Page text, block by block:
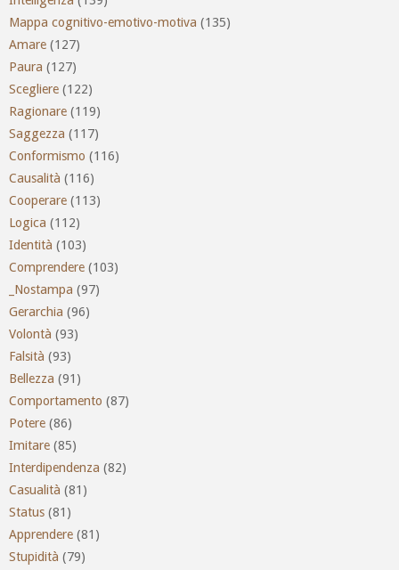
Mappa cognitivo-emotivo-motiva (135)
Amare (127)
Paura (127)
Scegliere (122)
Ragionare (119)
Saggezza (117)
Conformismo (116)
Causalità (116)
Cooperare (113)
Logica (112)
Identità (103)
Comprendere (103)
_Nostampa (97)
Gerarchia (96)
Volontà (93)
Falsità (93)
Bellezza (91)
Comportamento (87)
Potere (86)
Imitare (85)
Interdipendenza (82)
Casualità (81)
Status (81)
Apprendere (81)
Stupidità (79)